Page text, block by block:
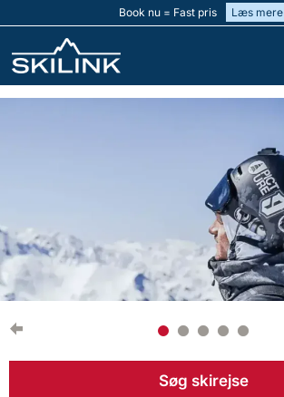
Book nu = Fast pris Læs mere
Søg skirejse